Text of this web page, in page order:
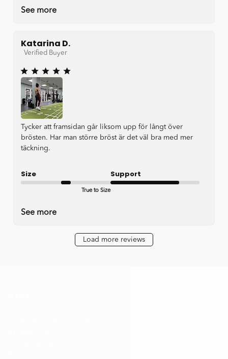
See more
Katarina D.
Verified Buyer
Tycker att framsidan går liksom upp för långt över
brösten. Har man större bröst är det väl bra med mer
täckning.
Size
True to Size
Support
See more
Load more reviews